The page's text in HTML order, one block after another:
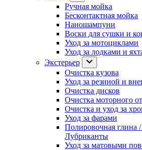
Ручная мойка
Бесконтактная мойка
Наношампуни
Воски для сушки и
Уход за мотоциклами
Уход за лодками и
Экстерьер
Очистка кузова
Уход за резиной и
Очистка дисков
Очистка моторного
Очистка и уход за
Уход за фарами
Полировочная глина
Лубриканты
Уход за матовыми